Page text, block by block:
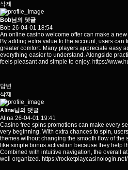
삭제
Bob님의 댓글
Bob 26-04-01 18:54
An online casino welcome offer can make a
By adding extra value to the account, users can
greater comfort. Many players appreciate easy
everything easier to understand. Alongside
feels pleasant and simple to enjoy. https://
답변
삭제
Alina님의 댓글
Alina 26-04-01 19:41
Casino free spins promotions can make every
very beginning. With extra chances to spin,
themes without changing the smooth flow of the
like simple bonus activation because they help
Combined with intuitive navigation, the overall
well organized. https://rocketplaycasinologin.net/